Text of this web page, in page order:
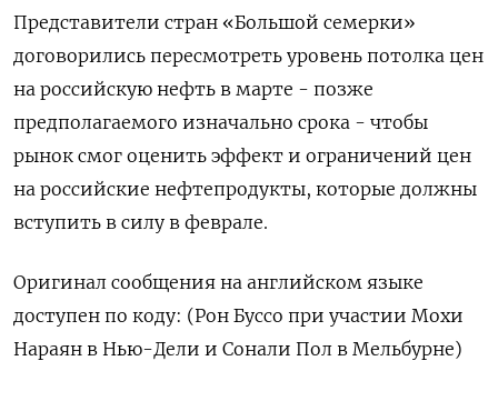
Представители стран «Большой семерки»
договорились пересмотреть уровень потолка цен
на российскую нефть в марте - позже
предполагаемого изначально срока - чтобы
рынок смог оценить эффект и ограничений цен
на российские нефтепродукты, которые должны
вступить в силу в феврале.
Оригинал сообщения на английском языке
доступен по коду: (Рон Буссо при участии Мохи
Нараян в Нью-Дели и Сонали Пол в Мельбурне)